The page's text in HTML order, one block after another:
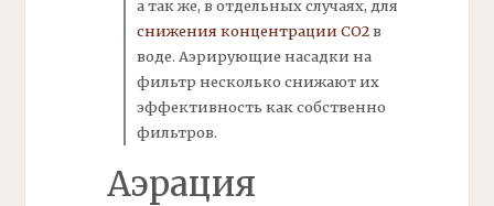
а так же, в отдельных случаях, для
снижения концентрации СО2в
воде. Аэрирующие насадки на
фильтр несколько снижают их
эффективность как собственно
фильтров.
Аэрация